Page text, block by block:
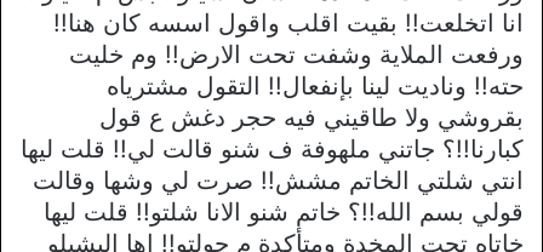
انا اتخلعت!! بقيت اقلب واقول اسسه كان هنا!!
ورفعت الملاية وشفت تحت الارض!! وم خليت
حته!! وناديت لينا بإنفعال!! التقول مشترياه
بقروشي ولا طاقيني فيه حجر دغش ع قول
كبارنا!!؟ جاتني ملهوفة ف شنو قالت لي!! قلت ليها
انتي شلتي الخاتم مشش!! صرت لي وشها وقالت
قولي بسم الله!!؟ خاتم شنو الانا شلتو!! قلت ليها
خاتاه تحت المخدة ومتأكدة م حولتو!! اها البشيلو